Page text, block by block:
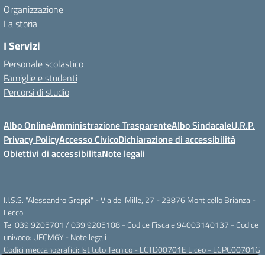
Organizzazione
La storia
I Servizi
Personale scolastico
Famiglie e studenti
Percorsi di studio
Albo OnlineAmministrazione TrasparenteAlbo SindacaleU.R.P.
Privacy PolicyAccesso CivicoDichiarazione di accessibilità
Obiettivi di accessibilitaNote legali
I.I.S.S. "Alessandro Greppi" - Via dei Mille, 27 - 23876 Monticello Brianza -
Lecco
Tel 039.9205701 / 039.9205108 - Codice Fiscale 94003140137 - Codice
univoco: UFCM6Y - Note legali
Codici meccanografici: Istituto Tecnico - LCTD00701E Liceo - LCPC00701G